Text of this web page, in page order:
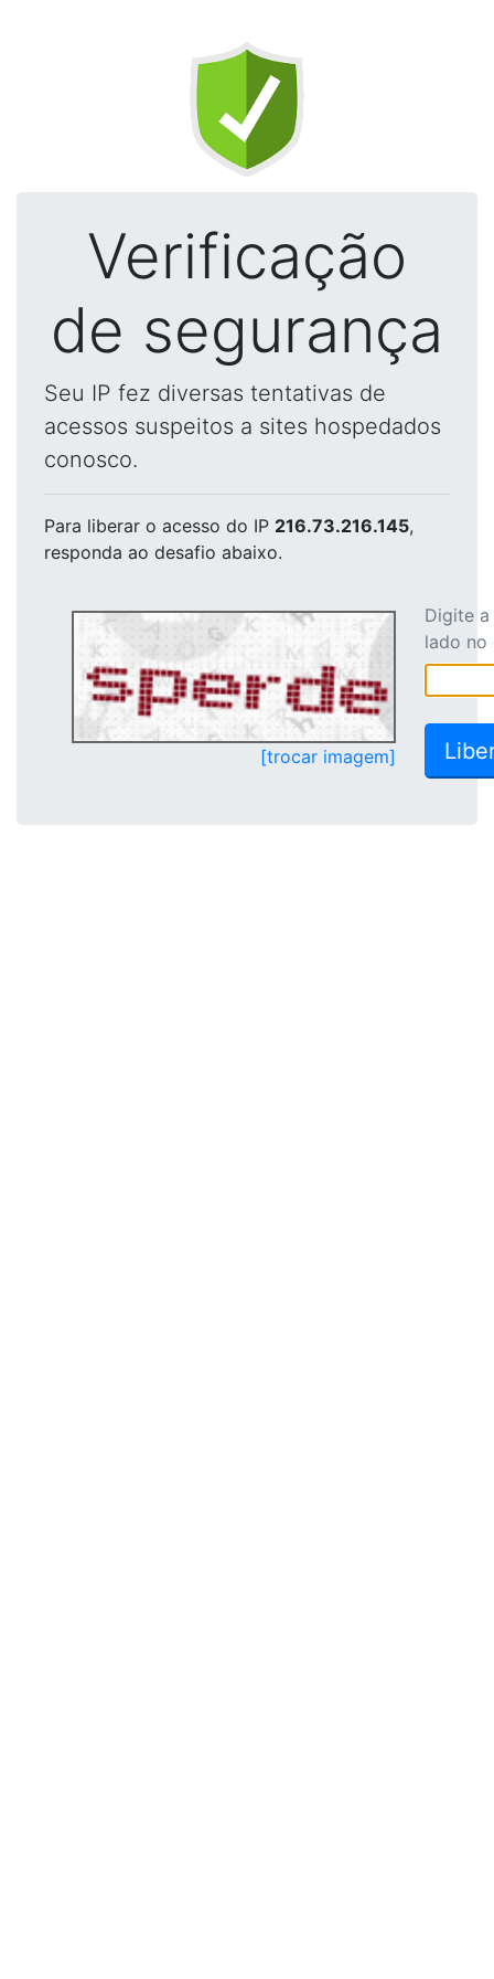
Verificação
de segurança
Seu IP fez diversas tentativas de
acessos suspeitos a sites hospedados
conosco.
Para liberar o acesso do IP 216.73.216.145,
responda ao desafio abaixo.
[trocar imagem]
Digite
lado no